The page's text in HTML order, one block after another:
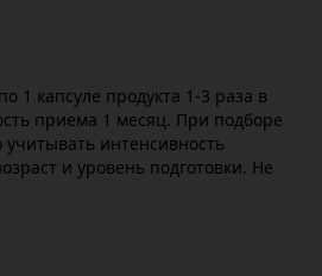
1 капсуле продукта 1-3 раза в
приема 1 месяц. При подборе
интенсивность
и уровень подготовки. Не